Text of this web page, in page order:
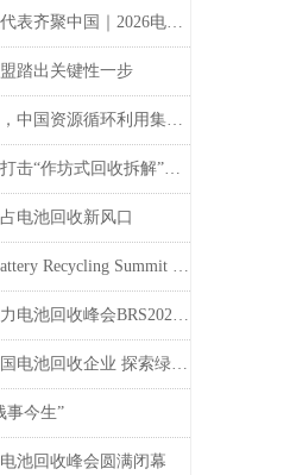
全球二十余位行业代表齐聚中国｜2026电池回收春季产业参访之旅圆满结束
踏出关键性一步
第98家央企组建中，中国资源循环利用集团要来了！
国家发改委：坚决打击“作坊式回收拆解”等环境违法行为
电池回收新风口
BRS2024- Power Battery Recycling Summit was successfully held
第二届中国国际动力电池回收峰会BRS2024广州站圆满闭幕
国际代表团考察中国电池回收企业 探索绿色可持续发展新机遇
事今生”
池回收峰会圆满闭幕